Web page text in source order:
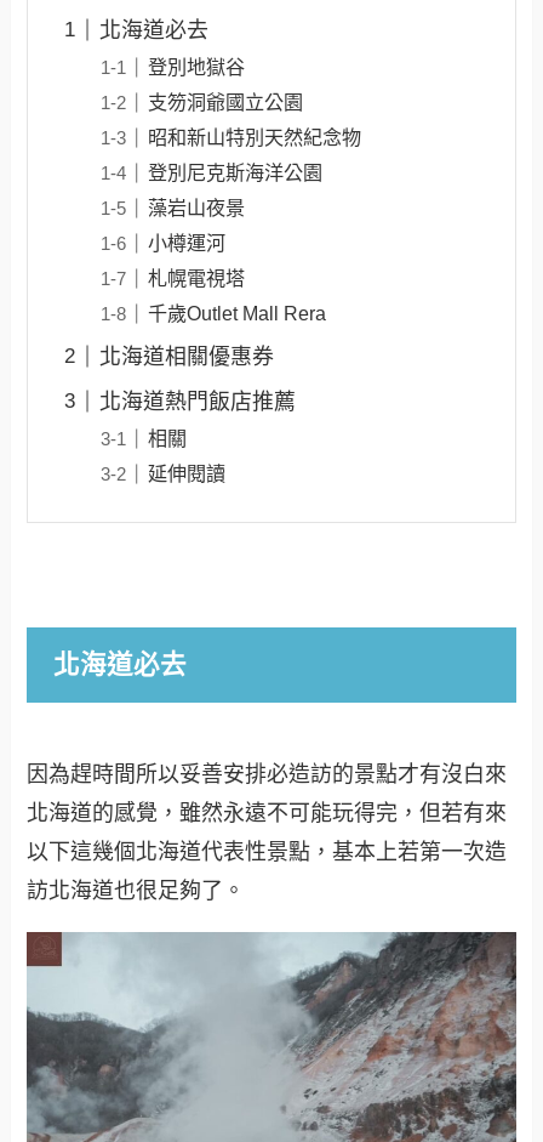
北海道必去
登別地獄谷
支笏洞爺國立公園
昭和新山特別天然紀念物
登別尼克斯海洋公園
藻岩山夜景
小樽運河
札幌電視塔
千歲Outlet Mall Rera
北海道相關優惠券
北海道熱門飯店推薦
相關
延伸閱讀
北海道必去
因為趕時間所以妥善安排必造訪的景點才有沒白來
北海道的感覺，雖然永遠不可能玩得完，但若有來
以下這幾個北海道代表性景點，基本上若第一次造
訪北海道也很足夠了。